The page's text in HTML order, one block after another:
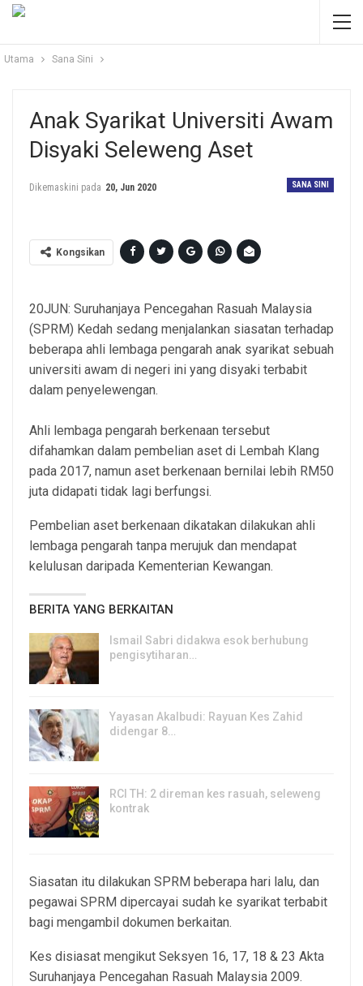
Utama Sana Sini
Anak Syarikat Universiti Awam
Disyaki Seleweng Aset
SANA SINI
Dikemaskini pada 20, Jun 2020
Kongsikan
20JUN: Suruhanjaya Pencegahan Rasuah Malaysia
(SPRM) Kedah sedang menjalankan siasatan terhadap
beberapa ahli lembaga pengarah anak syarikat sebuah
universiti awam di negeri ini yang disyaki terbabit
dalam penyelewengan.
Ahli lembaga pengarah berkenaan tersebut
difahamkan dalam pembelian aset di Lembah Klang
pada 2017, namun aset berkenaan bernilai lebih RM50
juta didapati tidak lagi berfungsi.
Pembelian aset berkenaan dikatakan dilakukan ahli
lembaga pengarah tanpa merujuk dan mendapat
kelulusan daripada Kementerian Kewangan.
BERITA YANG BERKAITAN
Ismail Sabri didakwa esok berhubung
pengisytiharan…
Yayasan Akalbudi: Rayuan Kes Zahid
didengar 8…
RCI TH: 2 direman kes rasuah, seleweng
kontrak
Siasatan itu dilakukan SPRM beberapa hari lalu, dan
pegawai SPRM dipercayai sudah ke syarikat terbabit
bagi mengambil dokumen berkaitan.
Kes disiasat mengikut Seksyen 16, 17, 18 & 23 Akta
Suruhanjaya Pencegahan Rasuah Malaysia 2009.